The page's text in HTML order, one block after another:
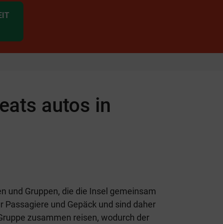
autos in
und Gruppen, die die Insel gemeinsam
und Gepäck und sind daher
zusammen reisen, wodurch der